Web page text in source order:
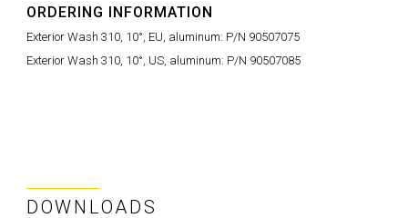
ORDERING INFORMATION
Exterior Wash 310, 10°, EU, aluminum: P/N 90507075
Exterior Wash 310, 10°, US, aluminum: P/N 90507085
DOWNLOADS